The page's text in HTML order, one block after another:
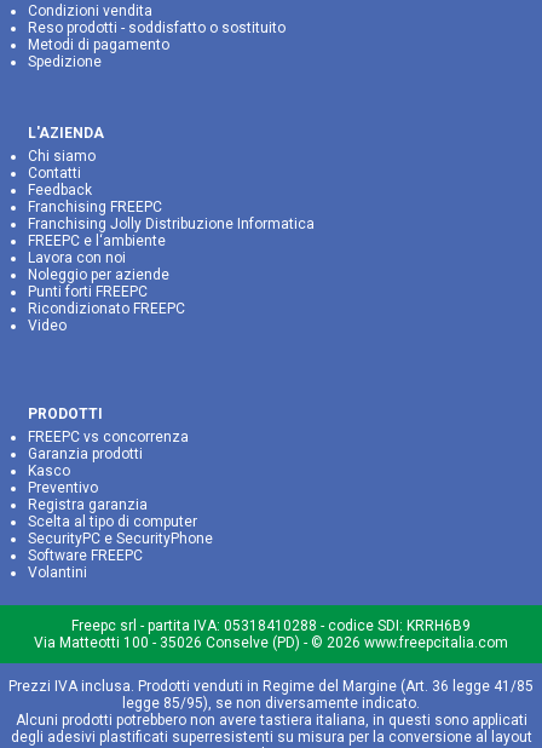
Condizioni vendita
Reso prodotti - soddisfatto o sostituito
Metodi di pagamento
Spedizione
L'AZIENDA
Chi siamo
Contatti
Feedback
Franchising FREEPC
Franchising Jolly Distribuzione Informatica
FREEPC e l‘ambiente
Lavora con noi
Noleggio per aziende
Punti forti FREEPC
Ricondizionato FREEPC
Video
PRODOTTI
FREEPC vs concorrenza
Garanzia prodotti
Kasco
Preventivo
Registra garanzia
Scelta al tipo di computer
SecurityPC e SecurityPhone
Software FREEPC
Volantini
Freepc srl - partita IVA: 05318410288 - codice SDI: KRRH6B9
Via Matteotti 100 - 35026 Conselve (PD) - © 2026 www.freepcitalia.com
Prezzi IVA inclusa. Prodotti venduti in Regime del Margine (Art. 36 legge 41/85
legge 85/95), se non diversamente indicato.
Alcuni prodotti potrebbero non avere tastiera italiana, in questi sono applicati
degli adesivi plastificati superresistenti su misura per la conversione al layout